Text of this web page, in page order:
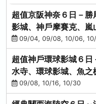
超值京阪神奈６日－
影城、神戶摩賽克、嵐
09/04, 09/08, 10/06, 10/
超值神戶環球影城６
水寺、環球影城、魚之
09/08, 10/16, 10/30